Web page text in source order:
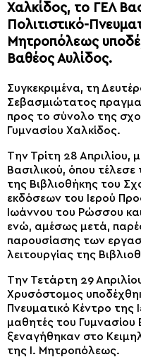
Χαλκίδος, το ΓΕΛ
Πολιτιστικό-
Μητροπόλεως
Βαθέος Αυλίδος.
Συγκεκριμένα, τη
Σεβασμιώτατος
προς το σύνολο της
Γυμνασίου Χαλκίδος.
Την Τρίτη 28 Απριλίου,
Βασιλικού, όπου
της Βιβλιοθήκης του
εκδόσεων του Ιερού
Ιωάννου του Ρώσσου
ενώ, αμέσως μετά,
παρουσίασης των
λειτουργίας της
Την Τετάρτη 29
Χρυσόστομος
Πνευματικό Κέντρο της
μαθητές του Γυμνασίου
ξεναγήθηκαν στο
της Ι. Μητροπόλεως.